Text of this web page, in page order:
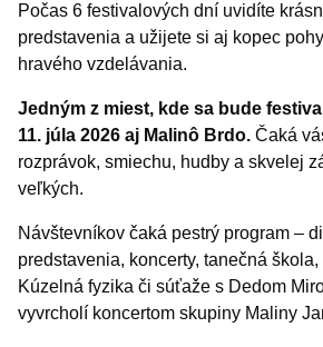
Počas 6 festivalových dní uvidíte
predstavenia a užijete si aj kopec
hravého vzdelávania.
Jedným z miest, kde sa bude
11. júla 2026 aj Malinô Brdo. Čaká
rozprávok, smiechu, hudby a skvelej
veľkých.
Návštevníkov čaká pestrý program –
predstavenia, koncerty, tanečná
Kúzelná fyzika či súťaže s Dedom
vyvrcholí koncertom skupiny Maliny